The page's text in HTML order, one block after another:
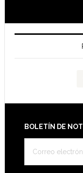
Footer
BOLETÍN DE